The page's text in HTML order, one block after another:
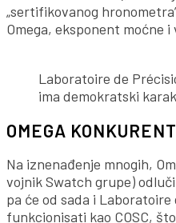
„sertifikovanog
Omega, eksponent moćne
Laboratoire de
ima demokratski
OMEGA
Na iznenađenje mnogih,
vojnik Swatch grupe)
pa će od sada i
funkcionisati kao COSC,